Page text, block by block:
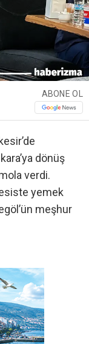
ABONE OL
dönüş
verdi.
yemek
meşhur